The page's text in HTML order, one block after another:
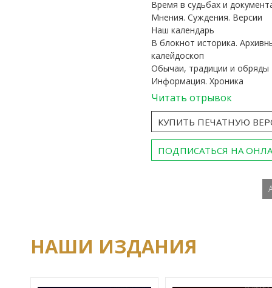
Время в судьбах и
Мнения. Суждения. Версии
Наш календарь
В блокнот историка.
калейдоскоп
Обычаи, традиции и обряды
Информация. Хроника
Читать отрывок
КУПИТЬ ПЕЧАТНУЮ
ПОДПИСАТЬСЯ НА
НАШИ ИЗДАНИЯ